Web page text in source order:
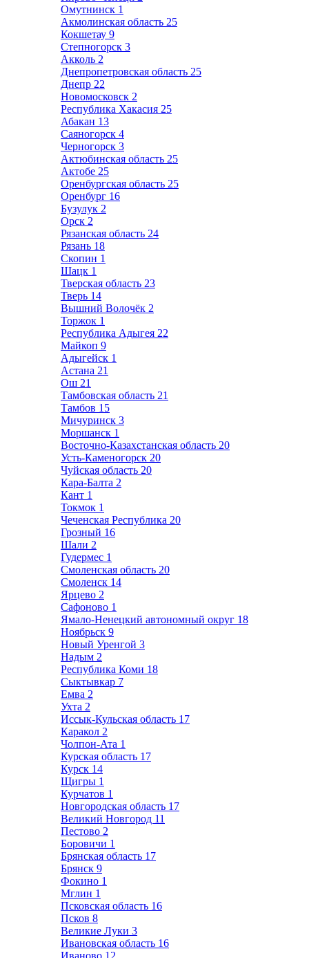
Омутнинск 1
Акмолинская область 25
Кокшетау 9
Степногорск 3
Акколь 2
Днепропетровская область 25
Днепр 22
Новомосковск 2
Республика Хакасия 25
Абакан 13
Саяногорск 4
Черногорск 3
Актюбинская область 25
Актобе 25
Оренбургская область 25
Оренбург 16
Бузулук 2
Орск 2
Рязанская область 24
Рязань 18
Скопин 1
Шацк 1
Тверская область 23
Тверь 14
Вышний Волочёк 2
Торжок 1
Республика Адыгея 22
Майкоп 9
Адыгейск 1
Астана 21
Ош 21
Тамбовская область 21
Тамбов 15
Мичуринск 3
Моршанск 1
Восточно-Казахстанская область 20
Усть-Каменогорск 20
Чуйская область 20
Кара-Балта 2
Кант 1
Токмок 1
Чеченская Республика 20
Грозный 16
Шали 2
Гудермес 1
Смоленская область 20
Смоленск 14
Ярцево 2
Сафоново 1
Ямало-Ненецкий автономный округ 18
Ноябрьск 9
Новый Уренгой 3
Надым 2
Республика Коми 18
Сыктывкар 7
Емва 2
Ухта 2
Иссык-Кульская область 17
Каракол 2
Чолпон-Ата 1
Курская область 17
Курск 14
Щигры 1
Курчатов 1
Новгородская область 17
Великий Новгород 11
Пестово 2
Боровичи 1
Брянская область 17
Брянск 9
Фокино 1
Мглин 1
Псковская область 16
Псков 8
Великие Луки 3
Ивановская область 16
Иваново 12